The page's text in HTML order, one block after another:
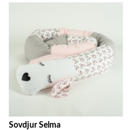
Sovdjur Selma